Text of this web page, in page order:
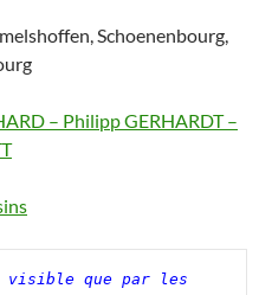
Schoenenbourg,
– Philipp GERHARDT –
que par les